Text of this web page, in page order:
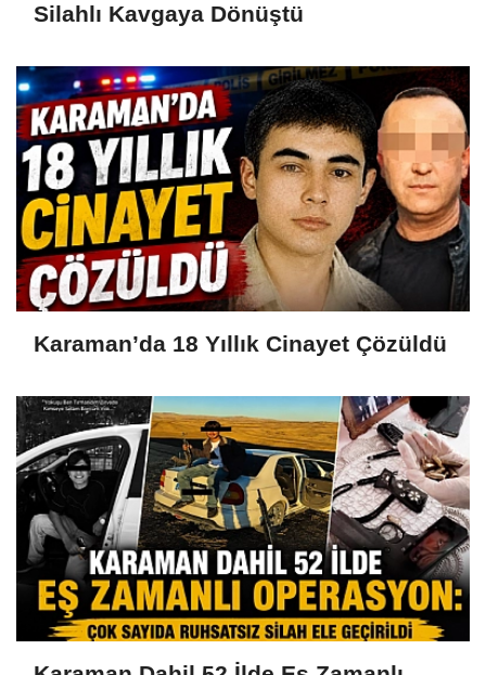
Silahlı Kavgaya Dönüştü
Karaman’da 18 Yıllık Cinayet Çözüldü